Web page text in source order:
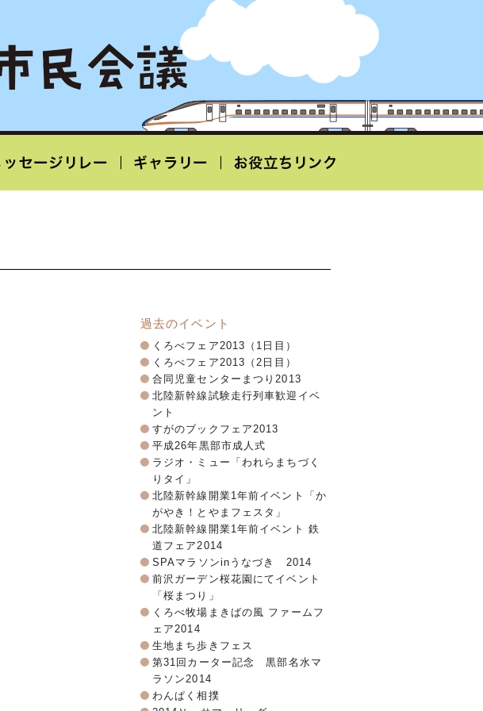
過去のイベント
くろべフェア2013（1日目）
くろべフェア2013（2日目）
合同児童センターまつり2013
北陸新幹線試験走行列車歓迎イベ
ント
すがのブックフェア2013
平成26年黒部市成人式
ラジオ・ミュー「われらまちづく
りタイ」
北陸新幹線開業1年前イベント「か
がやき！とやまフェスタ」
北陸新幹線開業1年前イベント 鉄
道フェア2014
SPAマラソンinうなづき 2014
前沢ガーデン桜花園にてイベント
「桜まつり」
くろべ牧場まきばの風 ファームフ
ェア2014
生地まち歩きフェス
第31回カーター記念 黒部名水マ
ラソン2014
わんぱく相撲